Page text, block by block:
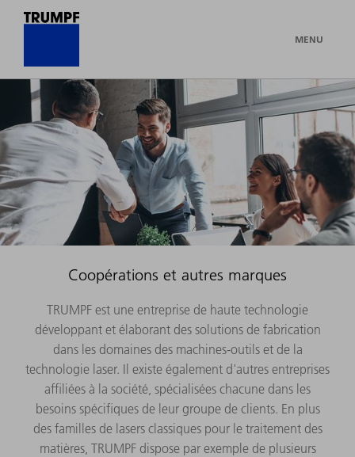
MENU
Coopérations et autres marques
TRUMPF est une entreprise de haute technologie
développant et élaborant des solutions de fabrication
dans les domaines des machines-outils et de la
technologie laser. Il existe également d'autres entreprises
affiliées à la société, spécialisées chacune dans les
besoins spécifiques de leur groupe de clients. En plus
des familles de lasers classiques pour le traitement des
matières, TRUMPF dispose par exemple de plusieurs